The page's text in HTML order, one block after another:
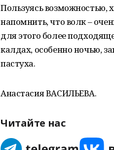
Пользуясь возможностью,
напомнить, что волк –
для этого более
калдах, особенно ночью,
пастуха.
Анастасия ВАСИЛЬЕВА.
Читайте нас